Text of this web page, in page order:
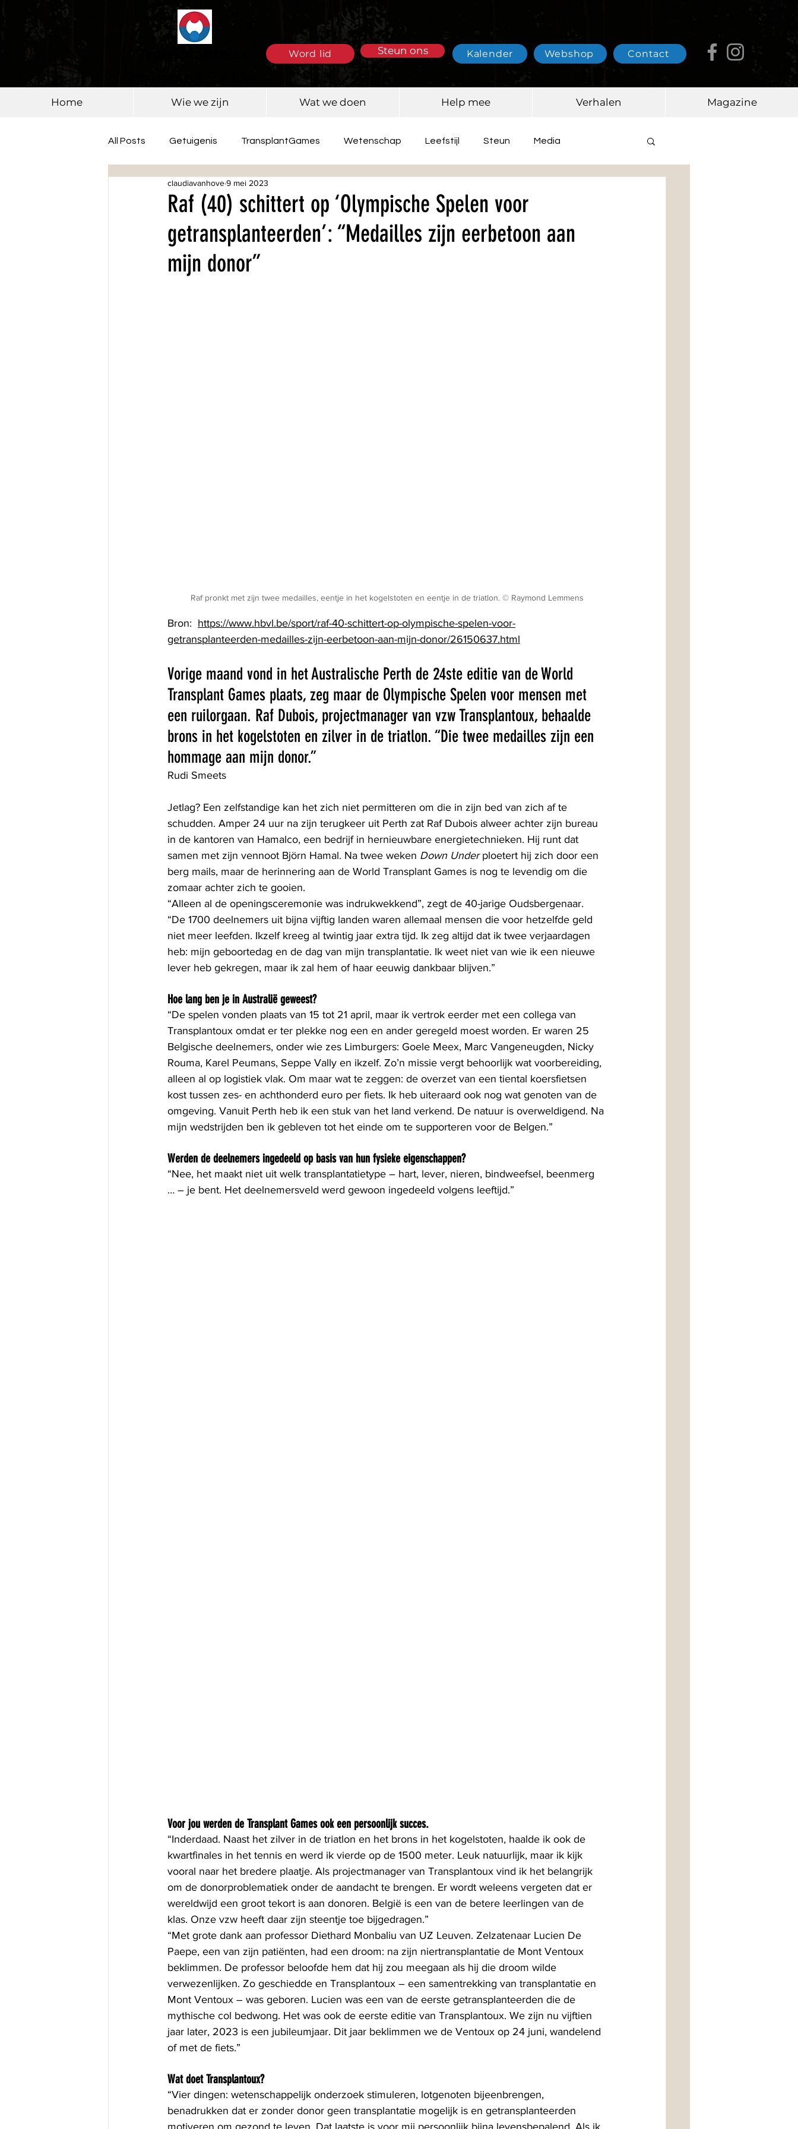
Word lid Steun ons Kalender Webshop Contact
Home Wie we zijn Wat we doen Help mee Verhalen Magazine
All Posts Getuigenis TransplantGames Wetenschap Leefstijl Steun Media
Raf (40) schittert op ‘Olympische Spelen voor
getransplanteerden’: “Medailles zijn eerbetoon aan
mijn donor”
claudiavanhove9 mei 2023
Raf pronkt met zijn twee medailles, eentje in het kogelstoten en eentje in de triatlon. © Raymond Lemmens
Bron: https://www.hbvl.be/sport/raf-40-schittert-op-olympische-spelen-voor-
getransplanteerden-medailles-zijn-eerbetoon-aan-mijn-donor/26150637.html
Vorige maand vond in het Australische Perth de 24ste editie van de World
Transplant Games plaats, zeg maar de Olympische Spelen voor mensen met
een ruilorgaan. Raf Dubois, projectmanager van vzw Transplantoux, behaalde
brons in het kogelstoten en zilver in de triatlon. “Die twee medailles zijn een
hommage aan mijn donor.”
Rudi Smeets
Jetlag? Een zelfstandige kan het zich niet permitteren om die in zijn bed van zich af te
schudden. Amper 24 uur na zijn terugkeer uit Perth zat Raf Dubois alweer achter zijn bureau
in de kantoren van Hamalco, een bedrijf in hernieuwbare energietechnieken. Hij runt dat
samen met zijn vennoot Björn Hamal. Na twee weken Down Under ploetert hij zich door een
berg mails, maar de herinnering aan de World Transplant Games is nog te levendig om die
zomaar achter zich te gooien.
“Alleen al de openingsceremonie was indrukwekkend”, zegt de 40-jarige Oudsbergenaar.
“De 1700 deelnemers uit bijna vijftig landen waren allemaal mensen die voor hetzelfde geld
niet meer leefden. Ikzelf kreeg al twintig jaar extra tijd. Ik zeg altijd dat ik twee verjaardagen
heb: mijn geboortedag en de dag van mijn transplantatie. Ik weet niet van wie ik een nieuwe
lever heb gekregen, maar ik zal hem of haar eeuwig dankbaar blijven.”
Hoe lang ben je in Australië geweest?
“De spelen vonden plaats van 15 tot 21 april, maar ik vertrok eerder met een collega van
Transplantoux omdat er ter plekke nog een en ander geregeld moest worden. Er waren 25
Belgische deelnemers, onder wie zes Limburgers: Goele Meex, Marc Vangeneugden, Nicky
Rouma, Karel Peumans, Seppe Vally en ikzelf. Zo’n missie vergt behoorlijk wat voorbereiding,
alleen al op logistiek vlak. Om maar wat te zeggen: de overzet van een tiental koersfietsen
kost tussen zes- en achthonderd euro per fiets. Ik heb uiteraard ook nog wat genoten van de
omgeving. Vanuit Perth heb ik een stuk van het land verkend. De natuur is overweldigend. Na
mijn wedstrijden ben ik gebleven tot het einde om te supporteren voor de Belgen.”
Werden de deelnemers ingedeeld op basis van hun fysieke eigenschappen?
“Nee, het maakt niet uit welk transplantatietype – hart, lever, nieren, bindweefsel, beenmerg
… – je bent. Het deelnemersveld werd gewoon ingedeeld volgens leeftijd.”
Voor jou werden de Transplant Games ook een persoonlijk succes.
“Inderdaad. Naast het zilver in de triatlon en het brons in het kogelstoten, haalde ik ook de
kwartfinales in het tennis en werd ik vierde op de 1500 meter. Leuk natuurlijk, maar ik kijk
vooral naar het bredere plaatje. Als projectmanager van Transplantoux vind ik het belangrijk
om de donorproblematiek onder de aandacht te brengen. Er wordt weleens vergeten dat er
wereldwijd een groot tekort is aan donoren. België is een van de betere leerlingen van de
klas. Onze vzw heeft daar zijn steentje toe bijgedragen.”
“Met grote dank aan professor Diethard Monbaliu van UZ Leuven. Zelzatenaar Lucien De
Paepe, een van zijn patiënten, had een droom: na zijn niertransplantatie de Mont Ventoux
beklimmen. De professor beloofde hem dat hij zou meegaan als hij die droom wilde
verwezenlijken. Zo geschiedde en Transplantoux – een samentrekking van transplantatie en
Mont Ventoux – was geboren. Lucien was een van de eerste getransplanteerden die de
mythische col bedwong. Het was ook de eerste editie van Transplantoux. We zijn nu vijftien
jaar later, 2023 is een jubileumjaar. Dit jaar beklimmen we de Ventoux op 24 juni, wandelend
of met de fiets.”
Wat doet Transplantoux?
“Vier dingen: wetenschappelijk onderzoek stimuleren, lotgenoten bijeenbrengen,
benadrukken dat er zonder donor geen transplantatie mogelijk is en getransplanteerden
motiveren om gezond te leven. Dat laatste is voor mij persoonlijk bijna levensbepalend. Als ik